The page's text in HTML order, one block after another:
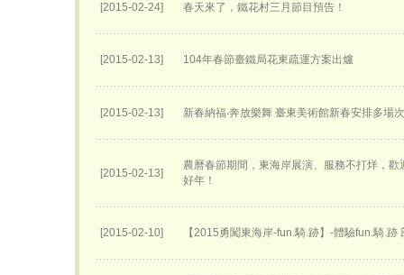
[2015-02-24] 春天來了，鐵花村三月節目預告！
[2015-02-13] 104年春節臺鐵局花東疏運方案出爐
[2015-02-13] 新春納福‧奔放樂舞 臺東美術館新春安排多場
[2015-02-13]
農曆春節期間，東海岸展演、服務不打烊，
好年！
[2015-02-10] 【2015勇闖東海岸-fun.騎.跡】-體驗fun.騎.跡